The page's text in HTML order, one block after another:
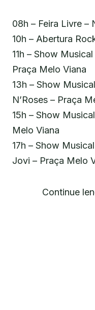
08h – Feira Livre –
10h – Abertura
11h – Show
Praça Melo Viana
13h – Show
N’Roses – Praça
15h – Show
Melo Viana
17h – Show
Jovi – Praça Melo
Continue